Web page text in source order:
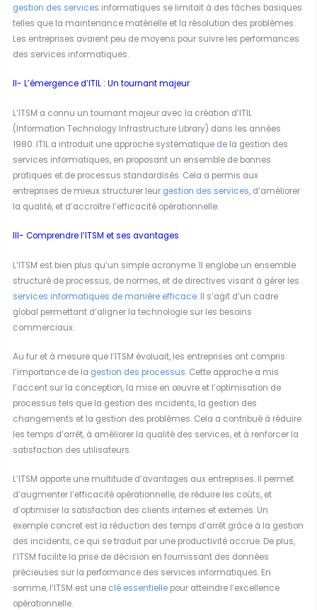
gestion des services informatiques se limitait à des tâches basiques
telles que la maintenance matérielle et la résolution des problèmes.
Les entreprises avaient peu de moyens pour suivre les performances
des services informatiques.
II- L’émergence d’ITIL : Un tournant majeur
L’ITSM a connu un tournant majeur avec la création d’ITIL
(Information Technology Infrastructure Library) dans les années
1980. ITIL a introduit une approche systématique de la gestion des
services informatiques, en proposant un ensemble de bonnes
pratiques et de processus standardisés. Cela a permis aux
entreprises de mieux structurer leur gestion des services, d’améliorer
la qualité, et d’accroître l’efficacité opérationnelle.
III- Comprendre l’ITSM et ses avantages
L’ITSM est bien plus qu’un simple acronyme. Il englobe un ensemble
structuré de processus, de normes, et de directives visant à gérer les
services informatiques de manière efficace. Il s’agit d’un cadre
global permettant d’aligner la technologie sur les besoins
commerciaux.
Au fur et à mesure que l’ITSM évoluait, les entreprises ont compris
l’importance de la gestion des processus. Cette approche a mis
l’accent sur la conception, la mise en œuvre et l’optimisation de
processus tels que la gestion des incidents, la gestion des
changements et la gestion des problèmes. Cela a contribué à réduire
les temps d’arrêt, à améliorer la qualité des services, et à renforcer la
satisfaction des utilisateurs.
L’ITSM apporte une multitude d’avantages aux entreprises. Il permet
d’augmenter l’efficacité opérationnelle, de réduire les coûts, et
d’optimiser la satisfaction des clients internes et externes. Un
exemple concret est la réduction des temps d’arrêt grâce à la gestion
des incidents, ce qui se traduit par une productivité accrue. De plus,
l’ITSM facilite la prise de décision en fournissant des données
précieuses sur la performance des services informatiques. En
somme, l’ITSM est une clé essentielle pour atteindre l’excellence
opérationnelle.